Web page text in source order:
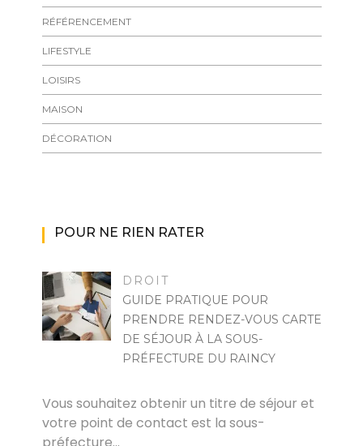
RÉFÉRENCEMENT
LIFESTYLE
LOISIRS
MAISON
DÉCORATION
POUR NE RIEN RATER
DROIT
GUIDE PRATIQUE POUR
PRENDRE RENDEZ-VOUS CARTE
DE SÉJOUR À LA SOUS-
PRÉFECTURE DU RAINCY
Vous souhaitez obtenir un titre de séjour et
votre point de contact est la sous-